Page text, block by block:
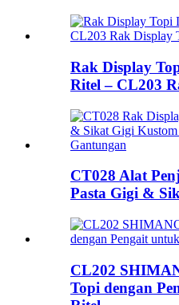
Rak Display
Ritel – CL203
CT028 Alat
Pasta Gigi &
CL202
Topi dengan